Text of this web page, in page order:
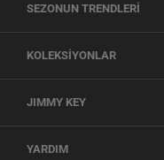
SEZONUN TRENDLERİ
KOLEKSİYONLAR
JIMMY KEY
YARDIM